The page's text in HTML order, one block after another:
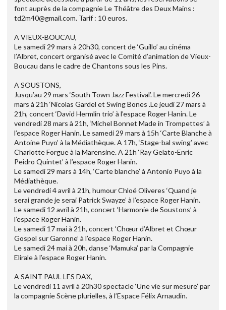
font auprès de la compagnie Le Théâtre des Deux Mains :
td2m40@gmail.com. Tarif : 10 euros.
A VIEUX-BOUCAU,
Le samedi 29 mars à 20h30, concert de ‘Guillo’ au cinéma
l’Albret, concert organisé avec le Comité d’animation de Vieux-
Boucau dans le cadre de Chantons sous les Pins.
A SOUSTONS,
Jusqu’au 29 mars ‘South Town Jazz Festival’. Le mercredi 26
mars à 21h ‘Nicolas Gardel et Swing Bones .Le jeudi 27 mars à
21h, concert ‘David Hermlin trio’ à l’espace Roger Hanin. Le
vendredi 28 mars à 21h, ‘Michel Bonnet Made in Trompettes’ à
l’espace Roger Hanin. Le samedi 29 mars à 15h ‘Carte Blanche à
Antoine Puyo’ à la Médiathèque. A 17h, ‘Stage-bal swing’ avec
Charlotte Forgue à la Marensine. A 21h ‘Ray Gelato-Enric
Peidro Quintet’ à l’espace Roger Hanin.
Le samedi 29 mars à 14h, ‘Carte blanche’ à Antonio Puyo à la
Médiathèque.
Le vendredi 4 avril à 21h, humour Chloé Oliveres ‘Quand je
serai grande je serai Patrick Swayze’ à l’espace Roger Hanin.
Le samedi 12 avril à 21h, concert ‘Harmonie de Soustons’ à
l’espace Roger Hanin.
Le samedi 17 mai à 21h, concert ‘Chœur d’Albret et Chœur
Gospel sur Garonne’ à l’espace Roger Hanin.
Le samedi 24 mai à 20h, danse ‘Mamuka’ par la Compagnie
Elirale à l’espace Roger Hanin.
A SAINT PAUL LES DAX,
Le vendredi 11 avril à 20h30 spectacle ‘Une vie sur mesure’ par
la compagnie Scène plurielles, à l’Espace Félix Arnaudin.